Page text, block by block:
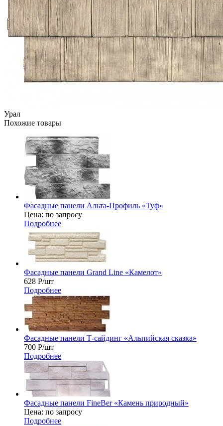
Урал
Похожие товары
Фасадные панели Альта-Профиль «Туф»
Цена: по запросу
Подробнее
Фасадные панели Grand Line «Камелот»
628 Р/шт
Подробнее
Фасадные панели Т-сайдинг «Альпийская сказка»
700 Р/шт
Подробнее
Фасадные панели FineBer «Камень природный»
Цена: по запросу
Подробнее